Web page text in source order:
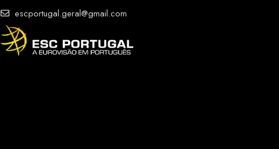
escportugal.geral@gmail.com